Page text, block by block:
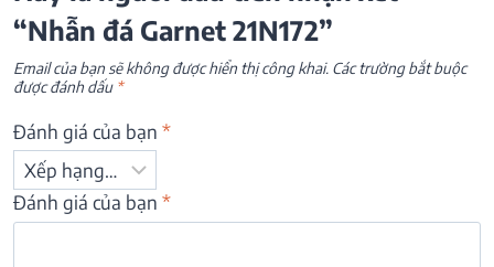
“Nhẫn đá Garnet 21N172”
Email của bạn sẽ không được hiển thị công khai. Các trường bắt buộc
được đánh dấu *
Đánh giá của bạn *
Đánh giá của bạn *